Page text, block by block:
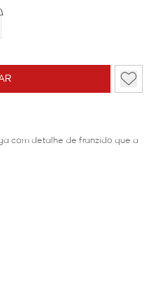
com detalhe de franzido que a